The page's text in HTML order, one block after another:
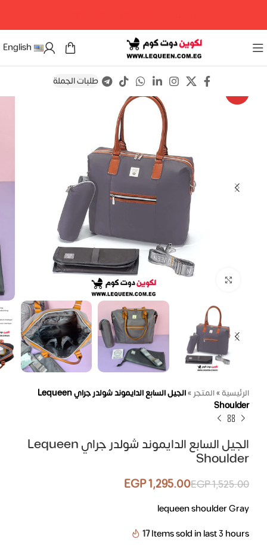
English
طلبات الجملة
اضغط للتكبير
الرئيسية»المتجر »
الجيل السابع الدايموند شولدر جراي Lequeen
Shoulder
الجيل السابع الدايموند شولدر جراي Lequeen
Shoulder
1,525.00
EGP
1,295.00
EGP
lequeen shoulder Gray
17Items sold in last 3 hours